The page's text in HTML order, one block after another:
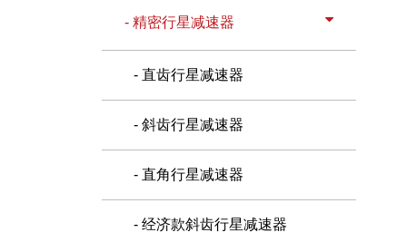
- 精密行星减速器
- 直齿行星减速器
- 斜齿行星减速器
- 直角行星减速器
- 经济款斜齿行星减速器